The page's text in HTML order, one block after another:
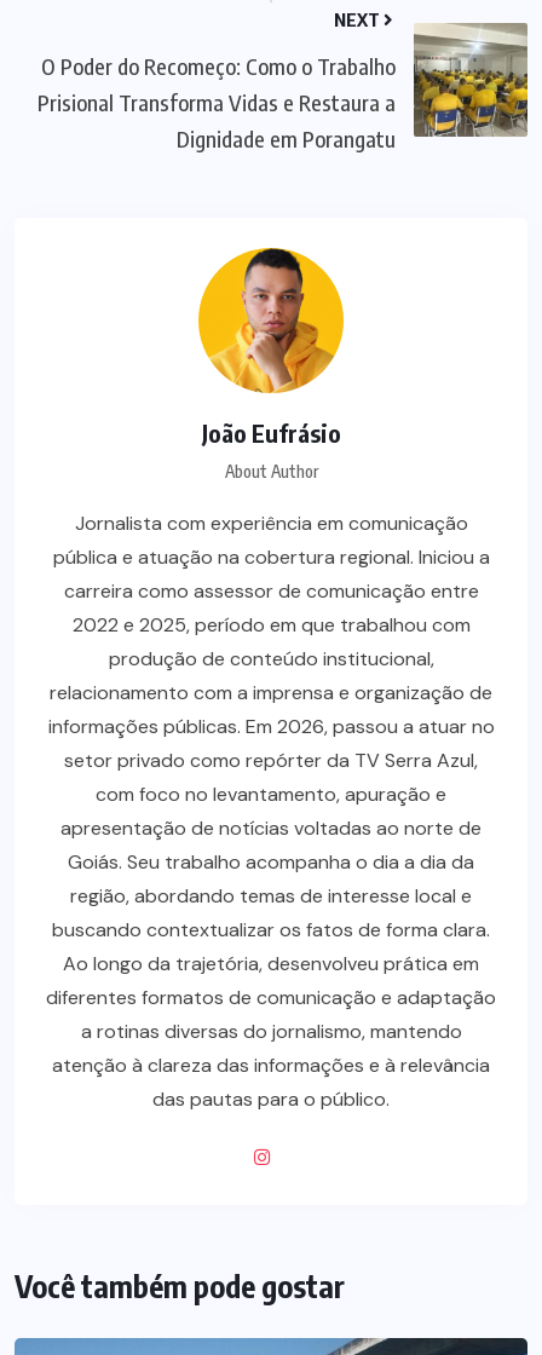
NEXT
O Poder do Recomeço: Como o Trabalho
Prisional Transforma Vidas e Restaura a
Dignidade em Porangatu
João Eufrásio
About Author
Jornalista com experiência em comunicação
pública e atuação na cobertura regional. Iniciou a
carreira como assessor de comunicação entre
2022 e 2025, período em que trabalhou com
produção de conteúdo institucional,
relacionamento com a imprensa e organização de
informações públicas. Em 2026, passou a atuar no
setor privado como repórter da TV Serra Azul,
com foco no levantamento, apuração e
apresentação de notícias voltadas ao norte de
Goiás. Seu trabalho acompanha o dia a dia da
região, abordando temas de interesse local e
buscando contextualizar os fatos de forma clara.
Ao longo da trajetória, desenvolveu prática em
diferentes formatos de comunicação e adaptação
a rotinas diversas do jornalismo, mantendo
atenção à clareza das informações e à relevância
das pautas para o público.
Você também pode gostar